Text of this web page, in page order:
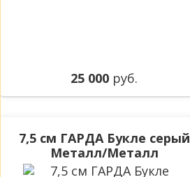
25 000 руб.
7,5 см ГАРДА Букле серый
Металл/Металл